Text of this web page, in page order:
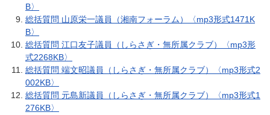
B〉
総括質問 山原栄一議員（湘南フォーラム）〈mp3形式1471K
B〉
総括質問 江口友子議員（しらさぎ・無所属クラブ）〈mp3形
式2268KB〉
総括質問 端文昭議員（しらさぎ・無所属クラブ）〈mp3形式2
002KB〉
総括質問 元島新議員（しらさぎ・無所属クラブ）〈mp3形式1
276KB〉